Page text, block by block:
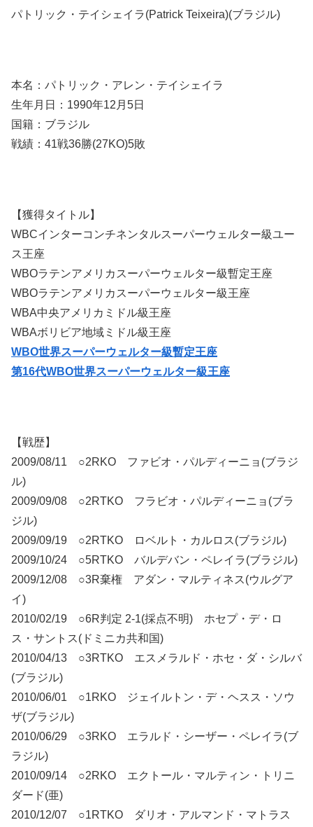
パトリック・テイシェイラ(Patrick Teixeira)(ブラジル)
本名：パトリック・アレン・テイシェイラ
生年月日：1990年12月5日
国籍：ブラジル
戦績：41戦36勝(27KO)5敗
【獲得タイトル】
WBCインターコンチネンタルスーパーウェルター級ユー
ス王座
WBOラテンアメリカスーパーウェルター級暫定王座
WBOラテンアメリカスーパーウェルター級王座
WBA中央アメリカミドル級王座
WBAボリビア地域ミドル級王座
WBO世界スーパーウェルター級暫定王座
第16代WBO世界スーパーウェルター級王座
【戦歴】
2009/08/11 ○2RKO ファビオ・パルディーニョ(ブラジ
ル)
2009/09/08 ○2RTKO フラビオ・パルディーニョ(ブラ
ジル)
2009/09/19 ○2RTKO ロベルト・カルロス(ブラジル)
2009/10/24 ○5RTKO バルデバン・ペレイラ(ブラジル)
2009/12/08 ○3R棄権 アダン・マルティネス(ウルグア
イ)
2010/02/19 ○6R判定 2-1(採点不明) ホセプ・デ・ロ
ス・サントス(ドミニカ共和国)
2010/04/13 ○3RTKO エスメラルド・ホセ・ダ・シルバ
(ブラジル)
2010/06/01 ○1RKO ジェイルトン・デ・ヘスス・ソウ
ザ(ブラジル)
2010/06/29 ○3RKO エラルド・シーザー・ペレイラ(ブ
ラジル)
2010/09/14 ○2RKO エクトール・マルティン・トリニ
ダード(亜)
2010/12/07 ○1RTKO ダリオ・アルマンド・マトラス